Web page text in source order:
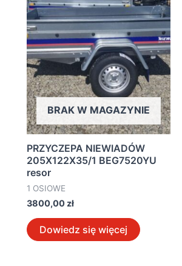
BRAK W MAGAZYNIE
PRZYCZEPA NIEWIADÓW
205X122X35/1 BEG7520YU
resor
1 OSIOWE
3800,00 zł
Dowiedz się więcej